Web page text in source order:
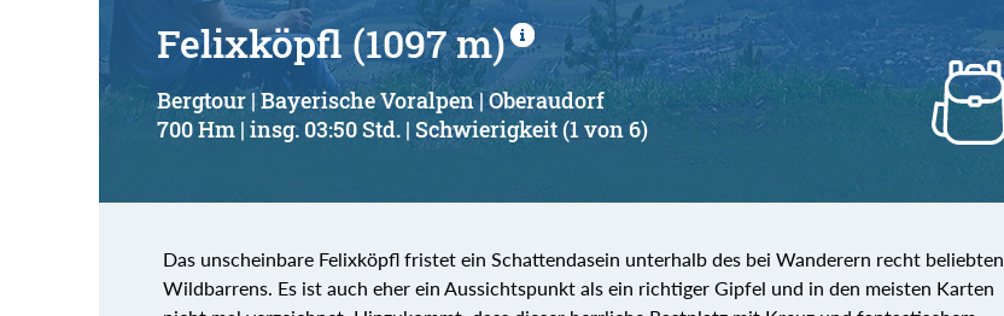
Felixköpfl (1097 m)
Bergtour | Bayerische Voralpen | Oberaudorf
700 Hm | insg. 03:50 Std. | Schwierigkeit (1 von 6)
Das unscheinbare Felixköpfl fristet ein Schattendasein unterhalb des bei Wanderern recht beliebten
Wildbarrens. Es ist auch eher ein Aussichtspunkt als ein richtiger Gipfel und in den meisten Karten